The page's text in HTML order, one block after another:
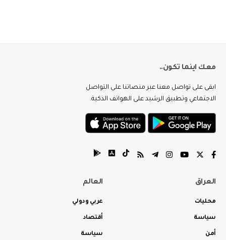
معك اينما تكون..
ابقى على تواصل معنا عبر منصاتنا على التواصل
الاجتماعي وتطبيق الرشيد على الهواتف الذكية.
العراق
محليات
سياسة
أمن
العالم
عربي ودولي
أقتصاد
سياسة